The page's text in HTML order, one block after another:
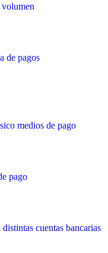
volumen
de pagos
medios de pago
pago
cuentas bancarias